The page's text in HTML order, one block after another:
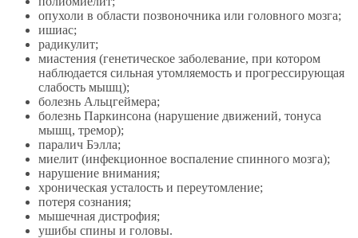
опухоли в области позвоночника или головного мозга;
ишиас;
радикулит;
миастения (генетическое заболевание, при котором
наблюдается сильная утомляемость и прогрессирующая
слабость мышц);
болезнь Альцгеймера;
болезнь Паркинсона (нарушение движений, тонуса
мышц, тремор);
паралич Бэлла;
миелит (инфекционное воспаление спинного мозга);
нарушение внимания;
хроническая усталость и переутомление;
потеря сознания;
мышечная дистрофия;
ушибы спины и головы.